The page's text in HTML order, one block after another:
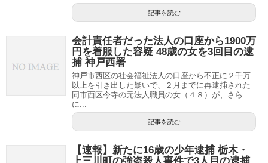
記事を読む
会計責任者だった法人の口座から1900万
円を着服した容疑 48歳の女を3回目の逮
捕 神戸西署
神戸市西区の社会福祉法人の口座から不正に２千万
以上を引き出した疑いで、２月までに再逮捕された
同市西区今寺の元法人職員の女（４８）が、さら
に...
記事を読む
【速報】新たに16歳の少年逮捕 栃木・